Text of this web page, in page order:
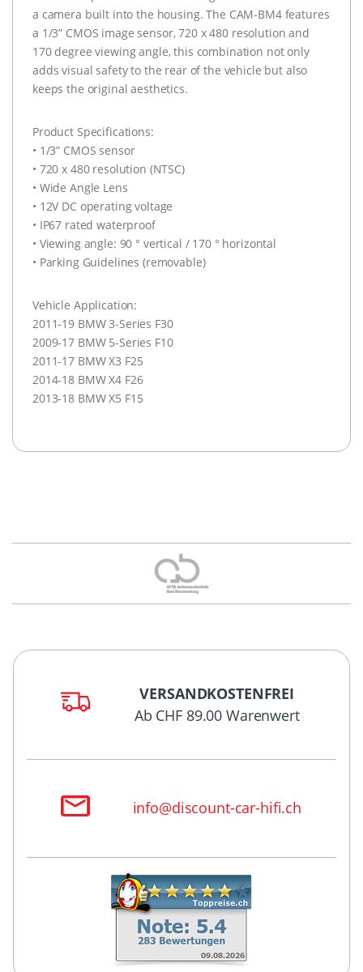
a camera built into the housing. The CAM-BM4 features
a 1/3” CMOS image sensor, 720 x 480 resolution and
170 degree viewing angle, this combination not only
adds visual safety to the rear of the vehicle but also
keeps the original aesthetics.
Product Specifications:
• 1/3” CMOS sensor
• 720 x 480 resolution (NTSC)
• Wide Angle Lens
• 12V DC operating voltage
• IP67 rated waterproof
• Viewing angle: 90 ° vertical / 170 ° horizontal
• Parking Guidelines (removable)
Vehicle Application:
2011-19 BMW 3-Series F30
2009-17 BMW 5-Series F10
2011-17 BMW X3 F25
2014-18 BMW X4 F26
2013-18 BMW X5 F15
VERSANDKOSTENFREI
Ab CHF 89.00 Warenwert
info@discount-car-hifi.ch